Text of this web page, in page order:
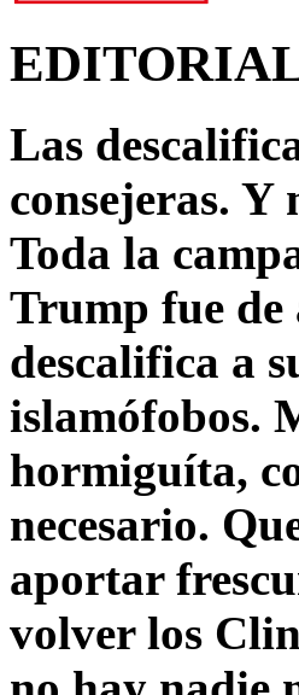
Las
consejeras. Y
Toda la
Trump fue de
descalifica a
islamófobos.
hormiguíta,
necesario.
aportar
volver los